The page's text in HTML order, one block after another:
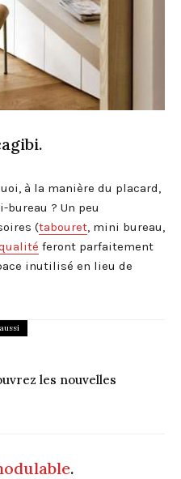
à la manière du placard,
? Un peu
(tabouret , mini bureau,
feront parfaitement
inutilisé en lieu de
les nouvelles
.